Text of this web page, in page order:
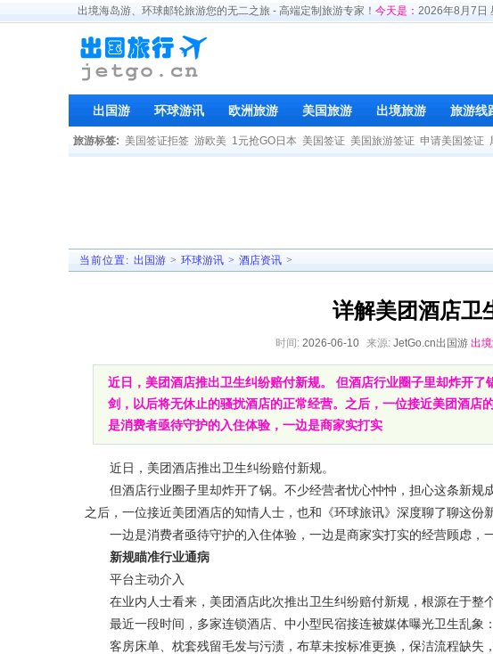
出境海岛游、环球邮轮旅游您的无二之旅 - 高端定制旅游专家！ 今天是： 2026年8月7日
出国游 环球游讯 欧洲旅游 美国旅游 出境旅游 旅游线
旅游标签: 美国签证拒签 游欧美 1元抢GO日本 美国签证 美国旅游签证 申请美国签证
当前位置: 出国游 > 环球游讯 > 酒店资讯 >
详解美团酒店卫
时间: 2026-06-10 来源: JetGo.cn出国游 出
近日，美团酒店推出卫生纠纷赔付新规。 但酒店行业圈子里却炸开
剑，以后将无休止的骚扰酒店的正常经营。之后，一位接近美团酒店
是消费者亟待守护的入住体验，一边是商家实打实
近日，美团酒店推出卫生纠纷赔付新规。
但酒店行业圈子里却炸开了锅。不少经营者忧心忡忡，担心这条新规成
之后，一位接近美团酒店的知情人士，也和《环球旅讯》深度聊了聊这份新
一边是消费者亟待守护的入住体验，一边是商家实打实的经营顾虑，
新规瞄准行业通病
平台主动介入
在业内人士看来，美团酒店此次推出卫生纠纷赔付新规，根源在于整个
最近一段时间，多家连锁酒店、中小型民宿接连被媒体曝光卫生乱象：
客房床单、枕套残留毛发与污渍，布草未按标准更换，保洁流程缺失，